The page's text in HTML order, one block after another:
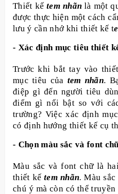
Thiết kếtem nhãn là một
được thực hiện một cách
lưu ý cần nhớ khi thiết kế t
- Xác định mục tiêu thiết
Trước khi bắt tay vào
mục tiêu của tem nhãn.
điệp gì đến người tiêu
điểm gì nổi bật so với
trường? Việc xác định
có định hướng thiết kế cụ
- Chọn màu sắc và font
Màu sắc và font chữ là
thiết kế tem nhãn. Màu
chú ý mà còn có thể